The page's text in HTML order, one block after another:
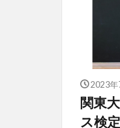
2023年
関東
ス検